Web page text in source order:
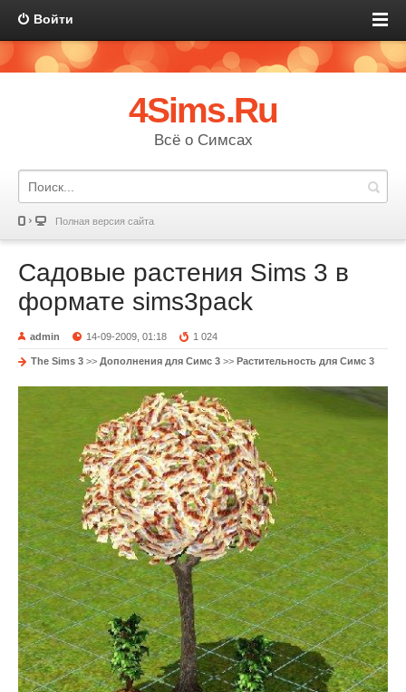
Войти
4Sims.Ru
Всё о Симсах
Полная версия сайта
Садовые растения Sims 3 в
формате sims3pack
admin 14-09-2009, 01:18 1 024
The Sims 3 >> Дополнения для Симс 3 >> Растительность для Симс 3